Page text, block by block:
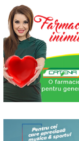
The Fever
By Wallace Shawn, with
The Fever de Wallace
Maicanescu, in engleza,
Saptamana Romano-
Masterclass de traducere
Saptamana romano-
stilizeaza traduceri din proza
Cursul de Filosofie a vietii
Societatea Muzicala
Cursul de Muzica
Societatea Muzicala
de nivel academic, in